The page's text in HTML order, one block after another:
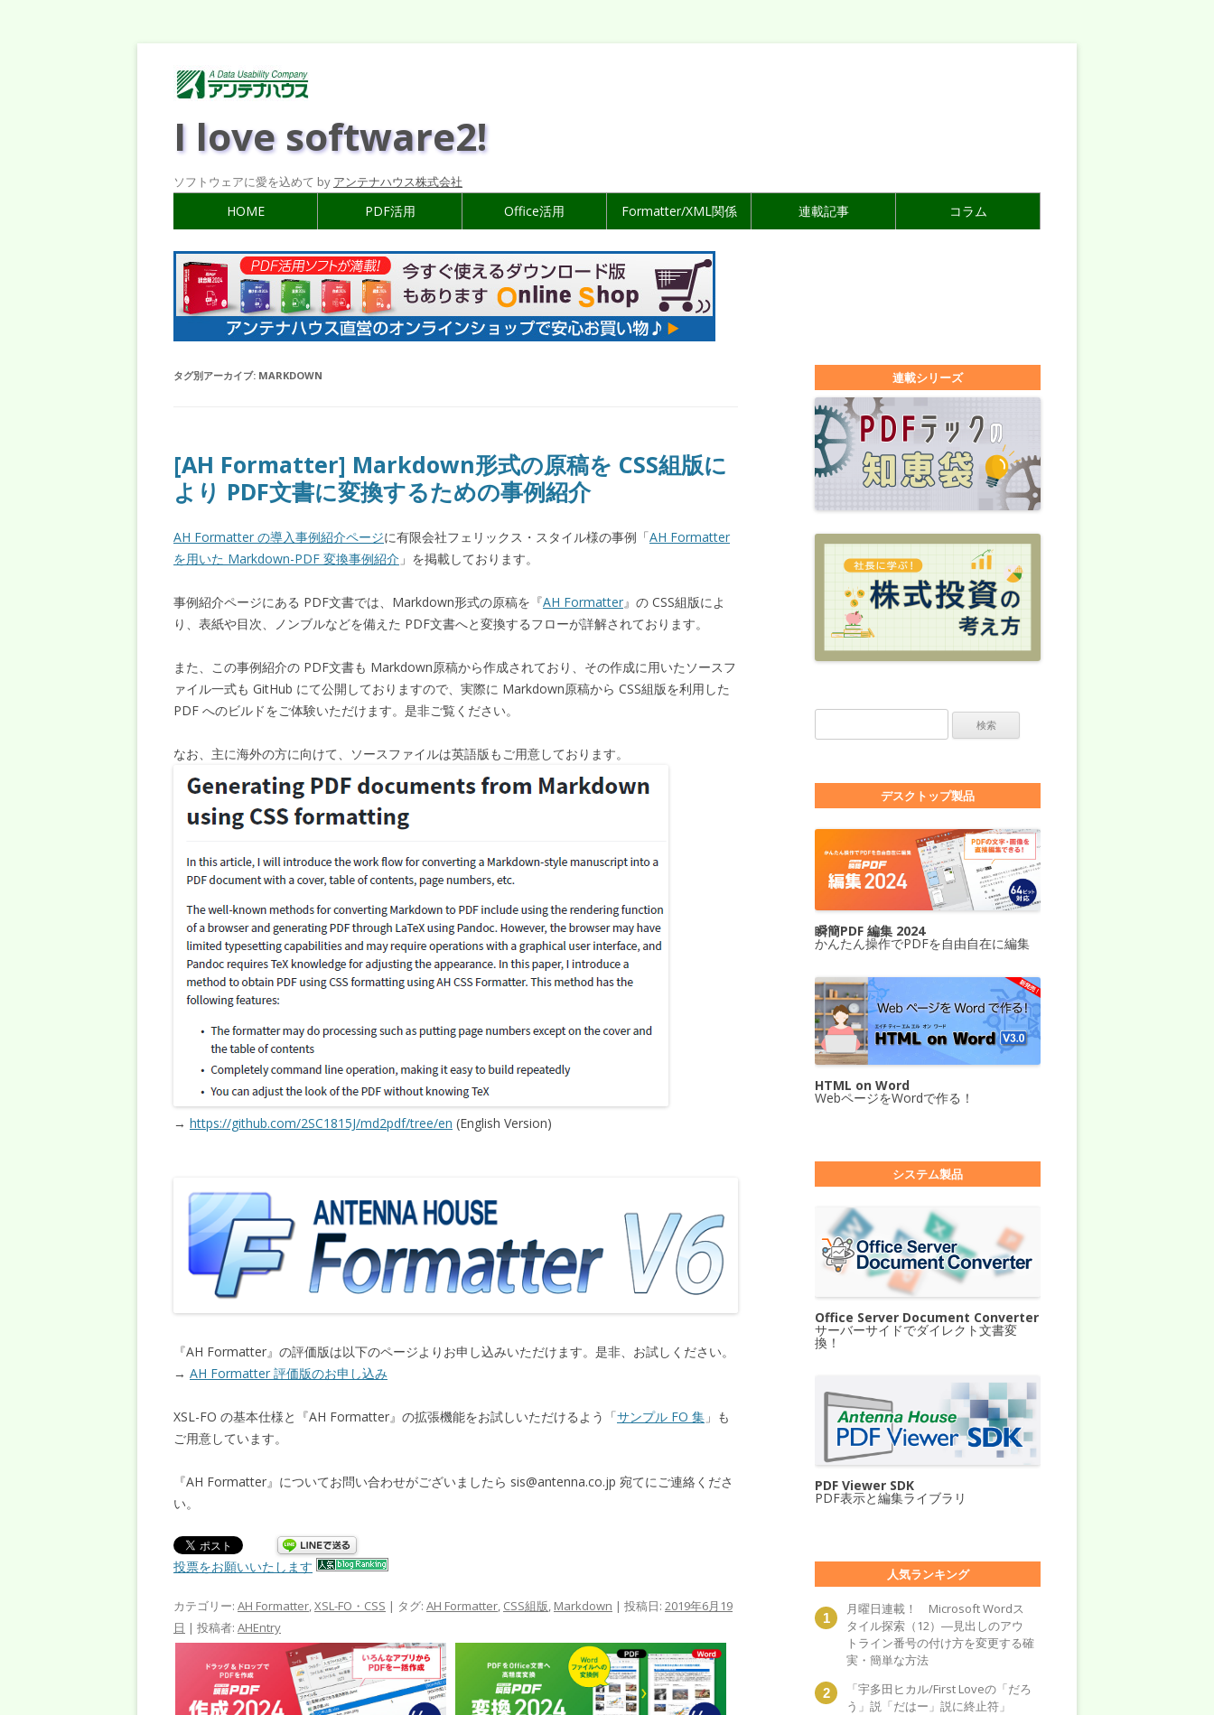
I love software2!
ソフトウェアに愛を込めて by アンテナハウス株式会社
HOME PDF活用 Office活用 Formatter/XML関係 連載記事 コラム
タグ別アーカイブ: MARKDOWN
[AH Formatter] Markdown形式の原稿を CSS組版に
より PDF文書に変換するための事例紹介
AH Formatter の導入事例紹介ページに有限会社フェリックス・スタイル様の事例「AH Formatter
を用いた Markdown-PDF 変換事例紹介 」を掲載しております。
事例紹介ページにある PDF文書では、Markdown形式の原稿を『AH Formatter』の CSS組版によ
り、表紙や目次、ノンブルなどを備えた PDF文書へと変換するフローが詳解されております。
また、この事例紹介の PDF文書も Markdown原稿から作成されており、その作成に用いたソースフ
ァイル一式も GitHub にて公開しておりますので、実際に Markdown原稿から CSS組版を利用した
PDF へのビルドをご体験いただけます。是非ご覧ください。
なお、主に海外の方に向けて、ソースファイルは英語版もご用意しております。
→ https://github.com/2SC1815J/md2pdf/tree/en (English Version)
『AH Formatter』の評価版は以下のページよりお申し込みいただけます。是非、お試しください。
→ AH Formatter 評価版のお申し込み
XSL-FO の基本仕様と『AH Formatter』の拡張機能をお試しいただけるよう「サンプル FO 集 」も
ご用意しています。
『AH Formatter』についてお問い合わせがございましたら sis@antenna.co.jp 宛てにご連絡くださ
い。
投票をお願いいたします
カテゴリー: AH Formatter,XSL-FO・CSS | タグ: AH Formatter, CSS組版, Markdown | 投稿日: 2019年6月19
日 | 投稿者: AHEntry
連載シリーズ
デスクトップ製品
瞬簡PDF 編集 2024
かんたん操作でPDFを自由自在に編集
HTML on Word
WebページをWordで作る！
システム製品
Office Server Document Converter
サーバーサイドでダイレクト文書変
換！
PDF Viewer SDK
PDF表示と編集ライブラリ
人気ランキング
月曜日連載！ Microsoft Wordス
タイル探索（12）―見出しのアウ
トライン番号の付け方を変更する確
実・簡単な方法
「宇多田ヒカル/First Loveの「だろ
う」説「だはー」説に終止符」